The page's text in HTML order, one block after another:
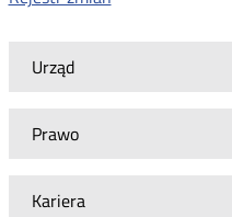
Urząd
Prawo
Kariera